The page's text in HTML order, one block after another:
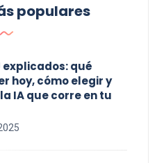
populares
explicados: qué
hoy, cómo elegir y
IA que corre en tu